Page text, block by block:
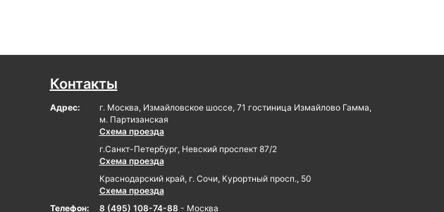
Контакты
Адрес:
г. Москва, Измайловское шоссе, 71 гостиница Измайлово Гамма,
м. Партизанская
Схема проезда
г.Санкт-Петербург, Невский проспект 87/2
Схема проезда
Краснодарский край, г. Сочи, Курортный просп., 50
Схема проезда
Телефон:
8 (495) 108-74-88 - Москва